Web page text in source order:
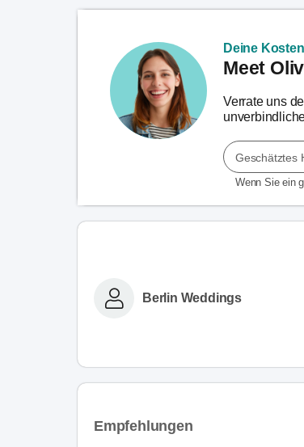
Deine
Meet
Verrate uns
Geschätztes
Wenn Sie ein
Berlin Weddings
Empfehlungen